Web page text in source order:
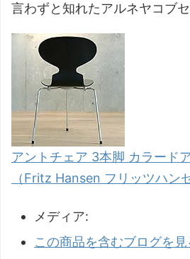
言わずと知れたアルネヤコブセ
アントチェア 3本脚 カラード
（Fritz Hansen フリッツハン
メディア:
この商品を含むブログを見